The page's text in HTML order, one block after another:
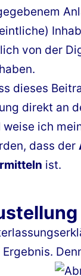
von der
dieses
direkt an
weise ich
dass der
ist.